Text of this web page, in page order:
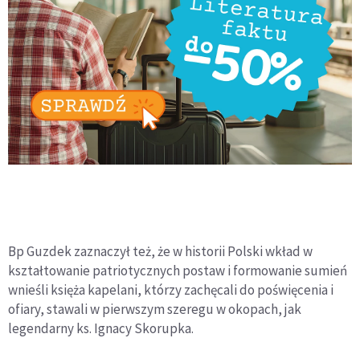
Bp Guzdek zaznaczył też, że w historii Polski wkład w
kształtowanie patriotycznych postaw i formowanie sumień
wnieśli księża kapelani, którzy zachęcali do poświęcenia i
ofiary, stawali w pierwszym szeregu w okopach, jak
legendarny ks. Ignacy Skorupka.